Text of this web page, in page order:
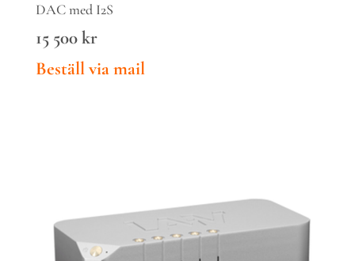
DAC med I2S
15 500 kr
Beställ via mail